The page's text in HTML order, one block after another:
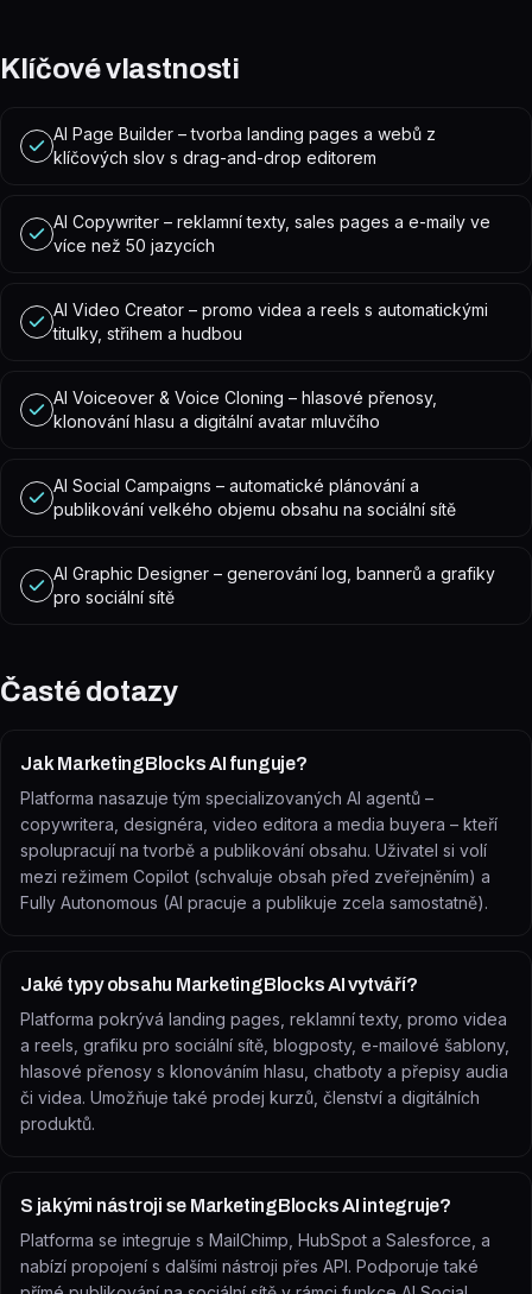
Klíčové vlastnosti
AI Page Builder – tvorba landing pages a webů z
klíčových slov s drag-and-drop editorem
AI Copywriter – reklamní texty, sales pages a e-maily ve
více než 50 jazycích
AI Video Creator – promo videa a reels s automatickými
titulky, střihem a hudbou
AI Voiceover & Voice Cloning – hlasové přenosy,
klonování hlasu a digitální avatar mluvčího
AI Social Campaigns – automatické plánování a
publikování velkého objemu obsahu na sociální sítě
AI Graphic Designer – generování log, bannerů a grafiky
pro sociální sítě
Časté dotazy
Jak MarketingBlocks AI funguje?
Platforma nasazuje tým specializovaných AI agentů –
copywritera, designéra, video editora a media buyera – kteří
spolupracují na tvorbě a publikování obsahu. Uživatel si volí
mezi režimem Copilot (schvaluje obsah před zveřejněním) a
Fully Autonomous (AI pracuje a publikuje zcela samostatně).
Jaké typy obsahu MarketingBlocks AI vytváří?
Platforma pokrývá landing pages, reklamní texty, promo videa
a reels, grafiku pro sociální sítě, blogposty, e-mailové šablony,
hlasové přenosy s klonováním hlasu, chatboty a přepisy audia
či videa. Umožňuje také prodej kurzů, členství a digitálních
produktů.
S jakými nástroji se MarketingBlocks AI integruje?
Platforma se integruje s MailChimp, HubSpot a Salesforce, a
nabízí propojení s dalšími nástroji přes API. Podporuje také